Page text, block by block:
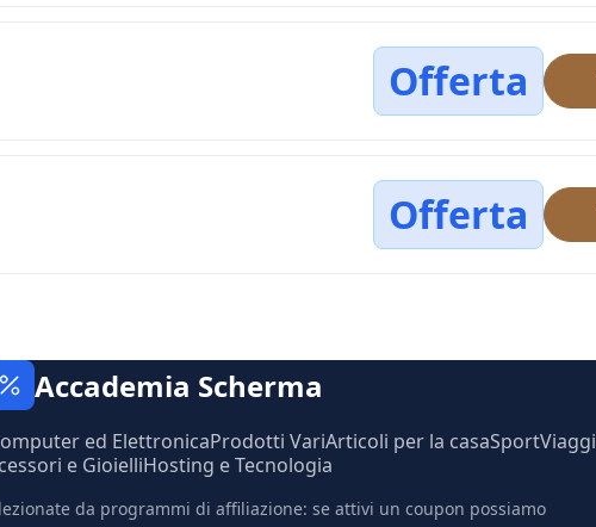
Offerta
Offerta
Accademia Scherma
ed ElettronicaProdotti VariArticoli per la casaSportViaggi
e GioielliHosting e Tecnologia
da programmi di affiliazione: se attivi un coupon possiamo